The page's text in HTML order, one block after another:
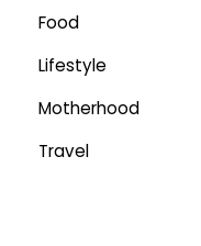
Food
Lifestyle
Motherhood
Travel